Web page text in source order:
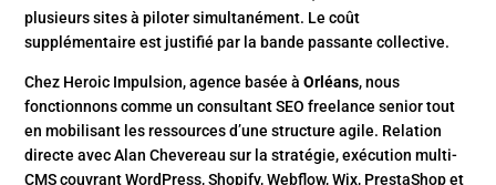
plusieurs sites à piloter simultanément. Le coût
supplémentaire est justifié par la bande passante collective.
Chez Heroic Impulsion, agence basée àOrléans, nous
fonctionnons comme un consultant SEO freelance senior tout
en mobilisant les ressources d’une structure agile. Relation
directe avec Alan Chevereau sur la stratégie, exécution multi-
CMS couvrant WordPress, Shopify, Webflow, Wix, PrestaShop et